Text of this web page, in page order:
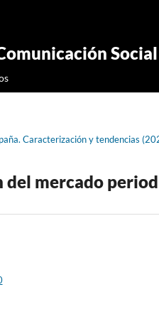
Social
Caracterización y tendencias
del mercado